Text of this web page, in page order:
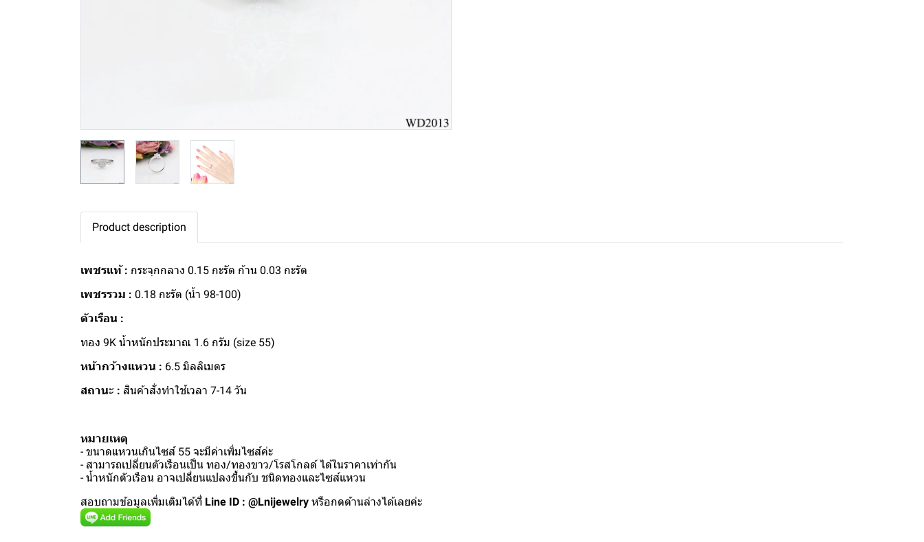
Product description
เพชรแท้ : กระจุกกลาง 0.15 กะรัต ก้าน 0.03 กะรัต
เพชรรวม : 0.18 กะรัต (น้ำ 98-100)
ตัวเรือน :
ทอง 9K น้ำหนักประมาณ 1.6 กรัม (size 55)
หน้ากว้างแหวน : 6.5 มิลลิเมตร
สถานะ : สินค้าสั่งทำใช้เวลา 7-14 วัน
หมายเหตุ
- ขนาดแหวนเกินไซส์ 55 จะมีค่าเพิ่มไซส์ค่ะ
- สามารถเปลี่ยนตัวเรือนเป็น ทอง/ทองขาว/โรสโกลด์ ได้ในราคาเท่ากัน
- น้ำหนักตัวเรือน อาจเปลี่ยนแปลงขึ้นกับ ชนิดทองและไซส์แหวน
สอบถามข้อมูลเพิ่มเติมได้ที่ Line ID : @Lnijewelry หรือกดด้านล่างได้เลยค่ะ